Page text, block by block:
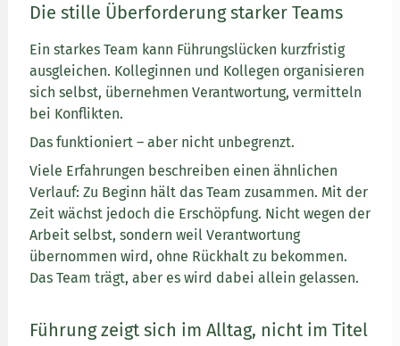
Die stille Überforderung starker Teams
Ein starkes Team kann Führungslücken kurzfristig
ausgleichen. Kolleginnen und Kollegen organisieren
sich selbst, übernehmen Verantwortung, vermitteln
bei Konflikten.
Das funktioniert – aber nicht unbegrenzt.
Viele Erfahrungen beschreiben einen ähnlichen
Verlauf: Zu Beginn hält das Team zusammen. Mit der
Zeit wächst jedoch die Erschöpfung. Nicht wegen der
Arbeit selbst, sondern weil Verantwortung
übernommen wird, ohne Rückhalt zu bekommen.
Das Team trägt, aber es wird dabei allein gelassen.
Führung zeigt sich im Alltag, nicht im Titel